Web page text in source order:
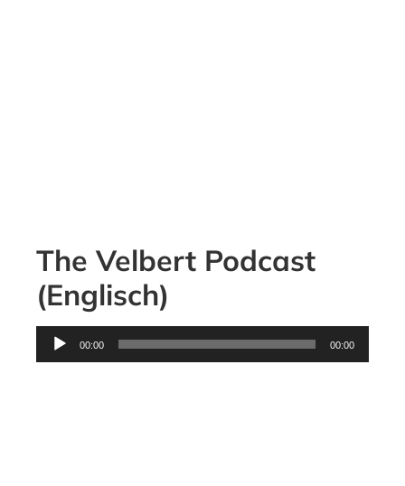
The Velbert Podcast
(Englisch)
Audio-
Player
00:00 00:00